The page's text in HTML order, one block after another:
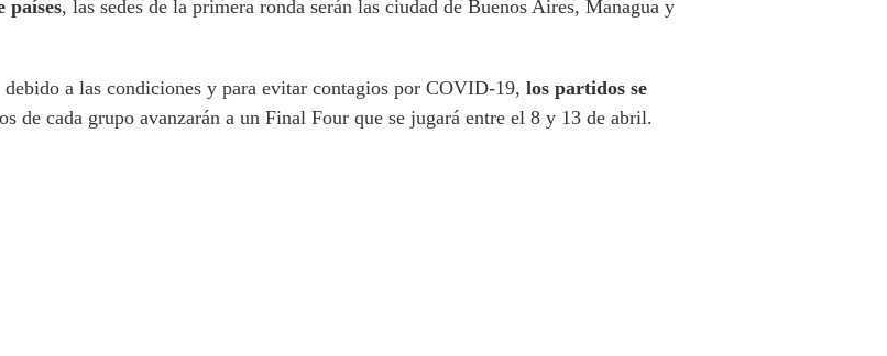
países, las sedes de la primera ronda serán las ciudad de Buenos Aires, Managua y
a las condiciones y para evitar contagios por COVID-19, los partidos se
de cada grupo avanzarán a un Final Four que se jugará entre el 8 y 13 de abril.